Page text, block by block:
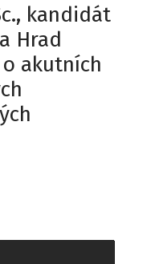
kandidát
Hrad
akutních